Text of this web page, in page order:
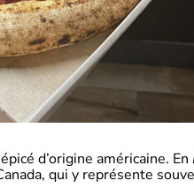
épicé d’origine américaine. En
qui y représente